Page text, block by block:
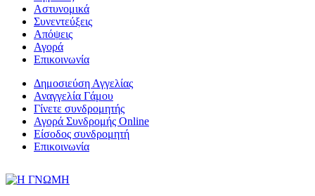
Αστυνομικά
Συνεντεύξεις
Απόψεις
Αγορά
Επικοινωνία
Δημοσιεύση Αγγελίας
Αναγγελία Γάμου
Γίνετε συνδρομητής
Αγορά Συνδρομής Online
Είσοδος συνδρομητή
Επικοινωνία